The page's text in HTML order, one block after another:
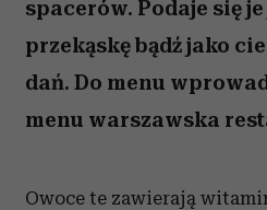
spacerów. Podaje się
przekąskę bądź jako
dań. Do menu
menu warszawska
Owoce te zawierają